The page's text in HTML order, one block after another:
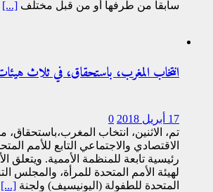
سابقا من طرفها أو من قبل مختلف [...]
انتخاب المغرب، باستحقاق، في ثلاث
17 أبريل 2018
0
تم، الاثنين، انتخاب
الاقتصادي والاجتماعي التابع للأمم
رئيسية تابعة للمنظمة الأممية. ويتعلق
لهيئة الأمم المتحدة للمرأة، والمجلس
المتحدة للطفولة (اليونيسيف) ولجنة [...]